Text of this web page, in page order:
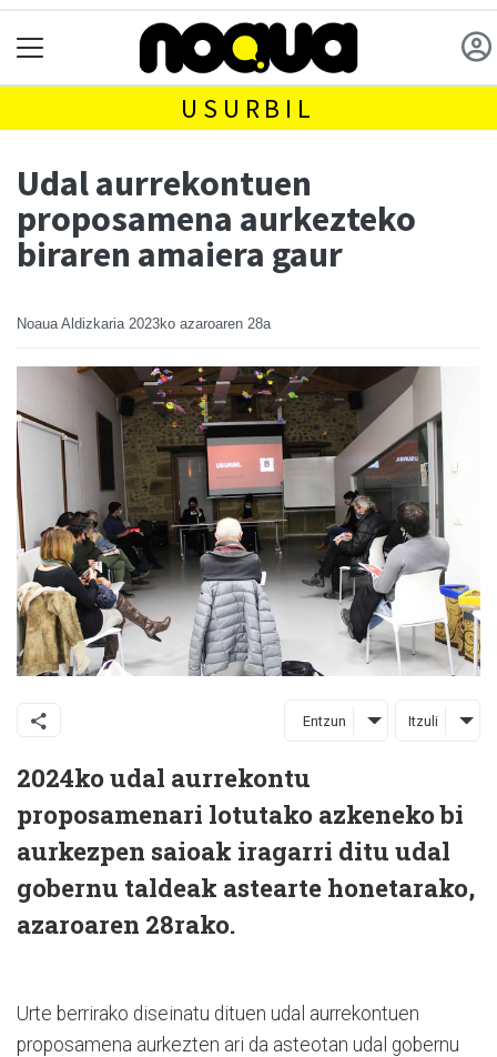
USURBIL
Udal aurrekontuen
proposamena aurkezteko
biraren amaiera gaur
Noaua Aldizkaria 2023ko azaroaren 28a
Entzun Itzuli
2024ko udal aurrekontu
proposamenari lotutako azkeneko bi
aurkezpen saioak iragarri ditu udal
gobernu taldeak astearte honetarako,
azaroaren 28rako.
Urte berrirako diseinatu dituen udal aurrekontuen
proposamena aurkezten ari da asteotan udal gobernu